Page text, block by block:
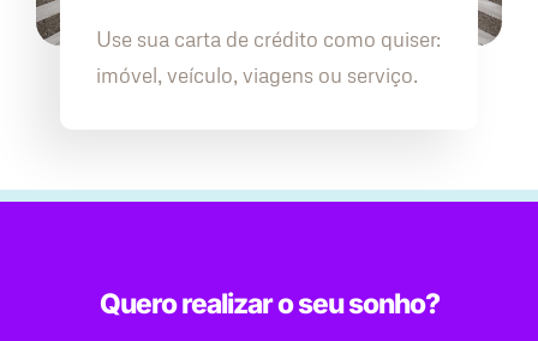
Use sua carta de crédito como quiser:
imóvel, veículo, viagens ou serviço.
Quero realizar o seu sonho?